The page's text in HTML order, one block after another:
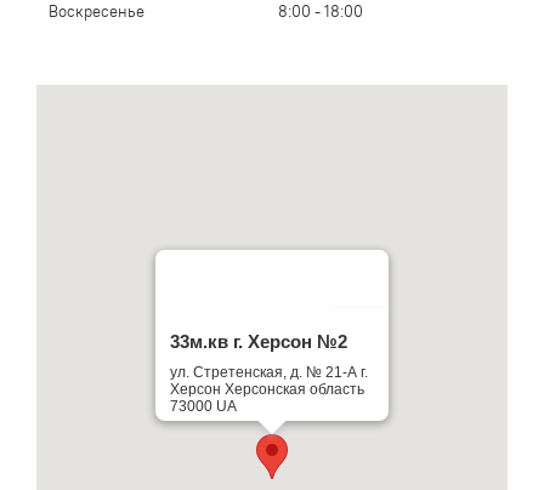
Воскресенье 8:00 - 18:00
33м.кв г. Херсон №2
ул. Стретенская, д. № 21-А г.
Херсон Херсонская область
73000 UA